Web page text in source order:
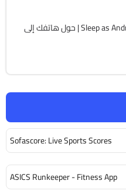
Sofascore: Live Sports Scores
ASICS Runkeeper - Fitness App
تحميل تطبيق Sleep as Android – Sleep cycle alarm | حول هاتفك إلى